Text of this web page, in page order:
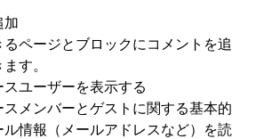
加
ページとブロックにコメントを追
す。
スユーザーを表示する
スメンバーとゲストに関する基本的
ル情報（メールアドレスなど）を読